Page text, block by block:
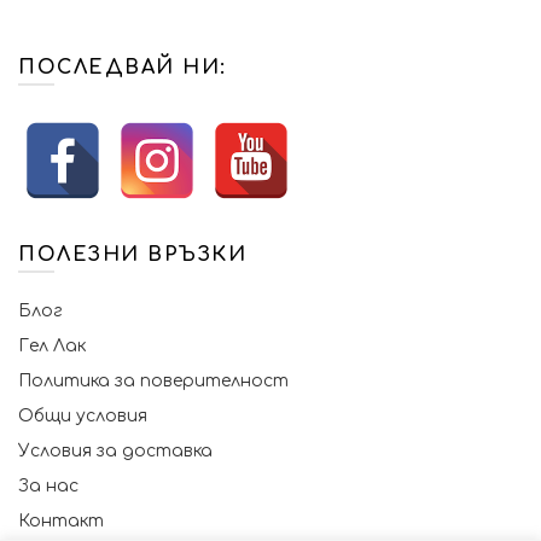
chosen
the
product
page
ПОСЛЕДВАЙ НИ:
ПОЛЕЗНИ ВРЪЗКИ
Блог
Гел Лак
Политика за поверителност
Общи условия
Условия за доставка
За нас
Контакт